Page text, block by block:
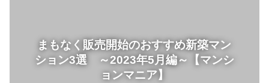
まもなく販売開始のおすすめ新築マン
ション3選 ～2023年5月編～【マンシ
ョンマニア】